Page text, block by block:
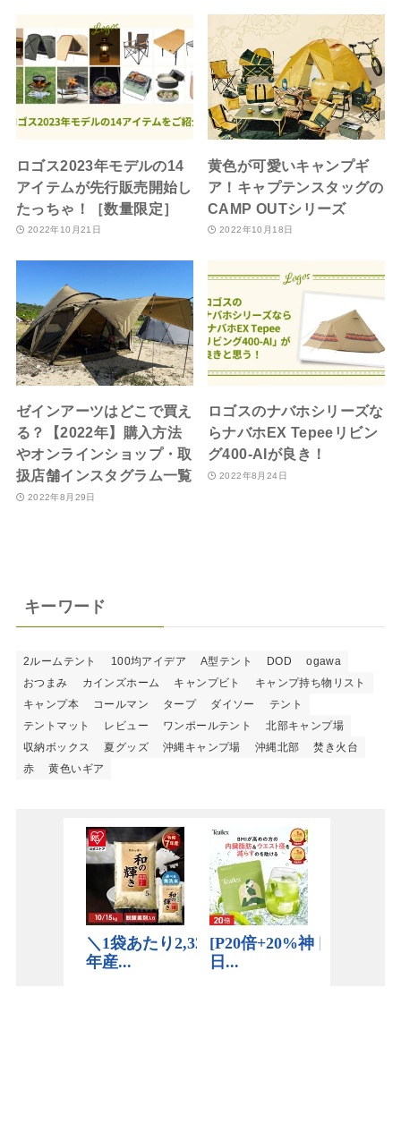
ロゴス2023年モデルの14
アイテムが先行販売開始し
たっちゃ！［数量限定］
2022年10月21日
黄色が可愛いキャンプギ
ア！キャプテンスタッグの
CAMP OUTシリーズ
2022年10月18日
ゼインアーツはどこで買え
る？【2022年】購入方法
やオンラインショップ・取
扱店舗インスタグラム一覧
2022年8月29日
ロゴスのナバホシリーズな
らナバホEX Tepeeリビン
グ400-AIが良き！
2022年8月24日
キーワード
2ルームテント 100均アイデア A型テント DOD
ogawa
おつまみ
カインズホーム キャンプビト
キャンプ持ち物リスト
キャンプ本
コールマン タープ ダイソー
テント
テントマット
レビュー ワンポールテント
北部キャンプ場
収納ボックス
夏グッズ 沖縄キャンプ場 沖縄北部
焚き火台
赤
黄色いギア